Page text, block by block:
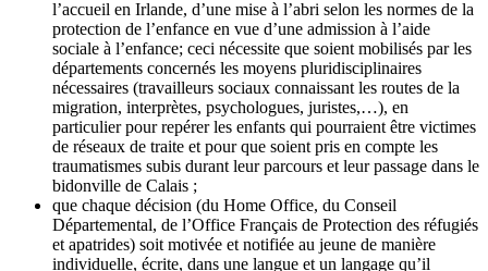
l’accueil en Irlande, d’une mise à l’abri selon les normes de la
protection de l’enfance en vue d’une admission à l’aide
sociale à l’enfance; ceci nécessite que soient mobilisés par les
départements concernés les moyens pluridisciplinaires
nécessaires (travailleurs sociaux connaissant les routes de la
migration, interprètes, psychologues, juristes,…), en
particulier pour repérer les enfants qui pourraient être victimes
de réseaux de traite et pour que soient pris en compte les
traumatismes subis durant leur parcours et leur passage dans le
bidonville de Calais ;
que chaque décision (du Home Office, du Conseil
Départemental, de l’Office Français de Protection des réfugiés
et apatrides) soit motivée et notifiée au jeune de manière
individuelle, écrite, dans une langue et un langage qu’il